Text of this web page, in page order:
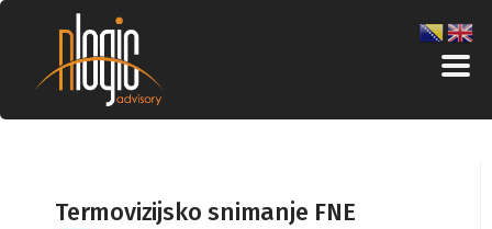
Termovizijsko snimanje FNE